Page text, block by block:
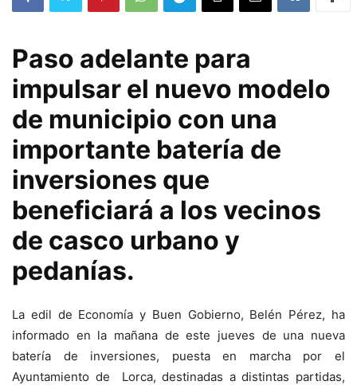
Paso adelante para
impulsar el nuevo modelo
de municipio con una
importante batería de
inversiones que
beneficiará a los vecinos
de casco urbano y
pedanías.
La edil de Economía y Buen Gobierno, Belén Pérez, ha
informado en la mañana de este jueves de una nueva
batería de inversiones, puesta en marcha por el
Ayuntamiento de Lorca, destinadas a distintas partidas,